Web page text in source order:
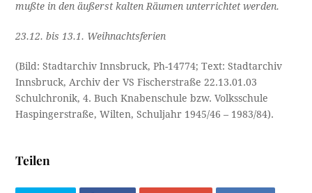
mußte in den äußerst kalten Räumen unterrichtet werden.
23.12. bis 13.1. Weihnachtsferien
(Bild: Stadtarchiv Innsbruck, Ph-14774; Text: Stadtarchiv
Innsbruck, Archiv der VS Fischerstraße 22.13.01.03
Schulchronik, 4. Buch Knabenschule bzw. Volksschule
Haspingerstraße, Wilten, Schuljahr 1945/46 – 1983/84).
Teilen